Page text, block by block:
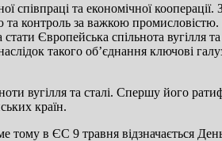
співпраці та економічної
контроль за важкою
Європейська спільнота
такого об’єднання ключові
вугілля та сталі. Спершу його
країн.
тому в ЄС 9 травня відзначається